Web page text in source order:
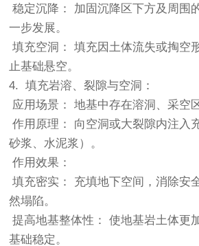
稳定沉降： 加固沉降区下方及周围
一步发展。
填充空洞： 填充因土体流失或掏空
止基础悬空。
4. 填充岩溶、裂隙与空洞：
应用场景： 地基中存在溶洞、采空
作用原理： 向空洞或大裂隙内注入
砂浆、水泥浆）。
作用效果：
填充密实： 充填地下空间，消除安
然塌陷。
提高地基整体性： 使地基岩土体更
基础稳定。